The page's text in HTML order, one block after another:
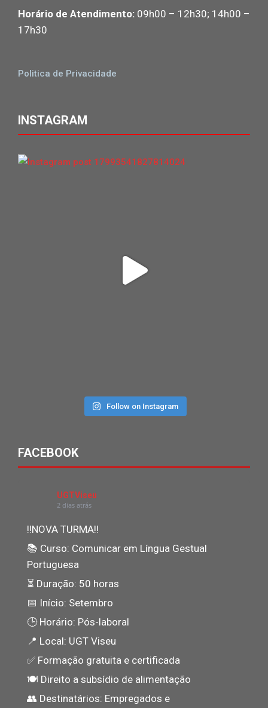
Horário de Atendimento: 09h00 – 12h30; 14h00 –
17h30
Politica de Privacidade
INSTAGRAM
Follow on Instagram
FACEBOOK
UGTViseu
2 dias atrás
‼NOVA TURMA‼
📚 Curso: Comunicar em Língua Gestual
Portuguesa
⏳ Duração: 50 horas
📅 Início: Setembro
🕒 Horário: Pós-laboral
📍 Local: UGT Viseu
✅ Formação gratuita e certificada
🍽️ Direito a subsídio de alimentação
👥 Destinatários: Empregados e